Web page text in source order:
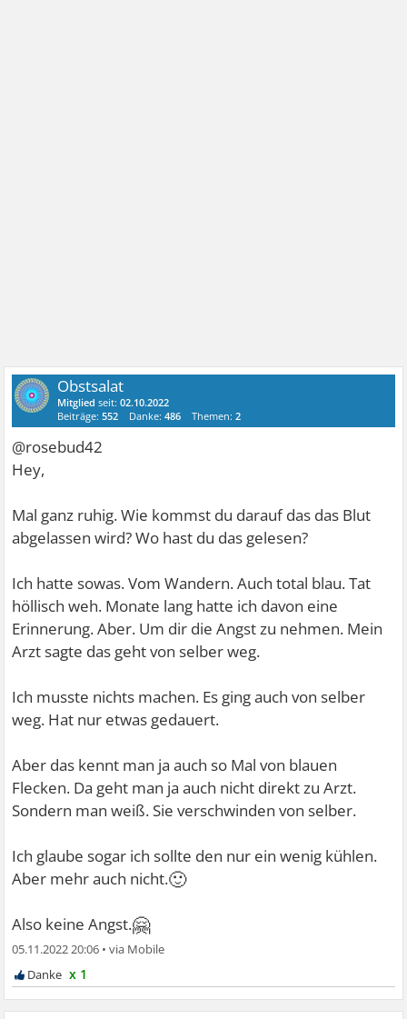
Obstsalat
Mitglied seit:02.10.2022
Beiträge:552 Danke:486 Themen:2
@rosebud42
Hey,
Mal ganz ruhig. Wie kommst du darauf das das Blut
abgelassen wird? Wo hast du das gelesen?
Ich hatte sowas. Vom Wandern. Auch total blau. Tat
höllisch weh. Monate lang hatte ich davon eine
Erinnerung. Aber. Um dir die Angst zu nehmen. Mein
Arzt sagte das geht von selber weg.
Ich musste nichts machen. Es ging auch von selber
weg. Hat nur etwas gedauert.
Aber das kennt man ja auch so Mal von blauen
Flecken. Da geht man ja auch nicht direkt zu Arzt.
Sondern man weiß. Sie verschwinden von selber.
Ich glaube sogar ich sollte den nur ein wenig kühlen.
Aber mehr auch nicht.🙂
Also keine Angst.🤗
05.11.2022 20:06 •
x 1